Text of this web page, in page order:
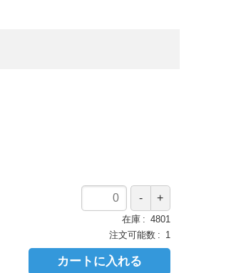
在庫
4801
注文可能数
1
カートに入れる